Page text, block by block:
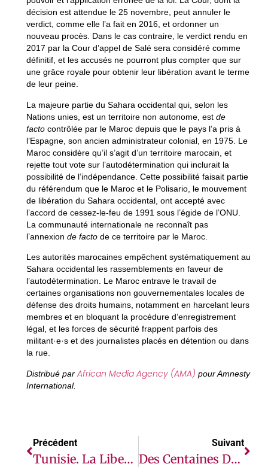
décision est attendue le 25 novembre, peut annuler le
verdict, comme elle l’a fait en 2016, et ordonner un
nouveau procès. Dans le cas contraire, le verdict rendu en
2017 par la Cour d’appel de Salé sera considéré comme
définitif, et les accusés ne pourront plus compter que sur
une grâce royale pour obtenir leur libération avant le terme
de leur peine.
La majeure partie du Sahara occidental qui, selon les
Nations unies, est un territoire non autonome, est de
factocontrôlée par le Maroc depuis que le pays l’a pris à
l’Espagne, son ancien administrateur colonial, en 1975. Le
Maroc considère qu’il s’agit d’un territoire marocain, et
rejette tout vote sur l’autodétermination qui inclurait la
possibilité de l’indépendance. Cette possibilité faisait partie
du référendum que le Maroc et le Polisario, le mouvement
de libération du Sahara occidental, ont accepté avec
l’accord de cessez-le-feu de 1991 sous l’égide de l’ONU.
La communauté internationale ne reconnaît pas
l’annexion de factode ce territoire par le Maroc.
Les autorités marocaines empêchent systématiquement au
Sahara occidental les rassemblements en faveur de
l’autodétermination. Le Maroc entrave le travail de
certaines organisations non gouvernementales locales de
défense des droits humains, notamment en harcelant leurs
membres et en bloquant la procédure d’enregistrement
légal, et les forces de sécurité frappent parfois des
militant·e·s et des journalistes placés en détention ou dans
la rue.
Distribué par African Media Agency (AMA) pour Amnesty
International.
Précédent
Tunisie. La Liberté D’expression Menacée Par La Multiplication Des Poursuites Pénales
Suivant
Des Centaines D’Ethiopiens Fuyant Les Combats Se Sont Réfugiés Au Soudan (HCR)